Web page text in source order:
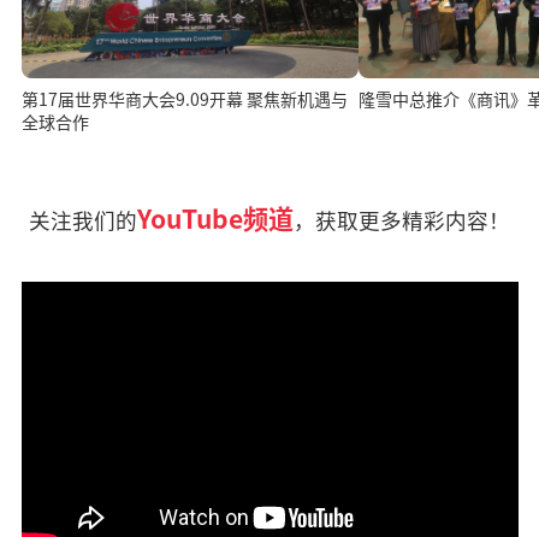
第17届世界华商大会9.09开幕 聚焦新机遇与
全球合作
隆雪中总推介《商讯》
关注我们的YouTube频道，获取更多精彩内容！